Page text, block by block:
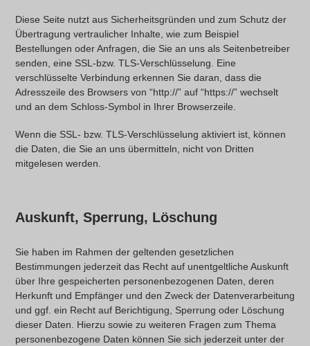
Diese Seite nutzt aus Sicherheitsgründen und zum Schutz der
Übertragung vertraulicher Inhalte, wie zum Beispiel
Bestellungen oder Anfragen, die Sie an uns als Seitenbetreiber
senden, eine SSL-bzw. TLS-Verschlüsselung. Eine
verschlüsselte Verbindung erkennen Sie daran, dass die
Adresszeile des Browsers von “http://” auf “https://” wechselt
und an dem Schloss-Symbol in Ihrer Browserzeile.
Wenn die SSL- bzw. TLS-Verschlüsselung aktiviert ist, können
die Daten, die Sie an uns übermitteln, nicht von Dritten
mitgelesen werden.
Auskunft, Sperrung, Löschung
Sie haben im Rahmen der geltenden gesetzlichen
Bestimmungen jederzeit das Recht auf unentgeltliche Auskunft
über Ihre gespeicherten personenbezogenen Daten, deren
Herkunft und Empfänger und den Zweck der Datenverarbeitung
und ggf. ein Recht auf Berichtigung, Sperrung oder Löschung
dieser Daten. Hierzu sowie zu weiteren Fragen zum Thema
personenbezogene Daten können Sie sich jederzeit unter der